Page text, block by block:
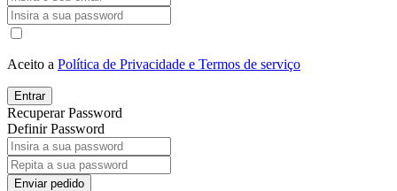
Aceito a Política de Privacidade e Termos de serviço
Entrar
Recuperar Password
Definir Password
Enviar pedido